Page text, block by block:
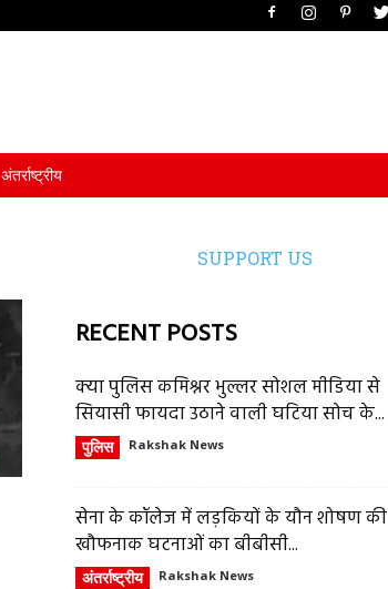
अंतर्राष्ट्रीय
SUPPORT US
RECENT POSTS
क्या पुलिस कमिश्नर भुल्लर सोशल मीडिया से
सियासी फायदा उठाने वाली घटिया सोच के...
पुलिस Rakshak News
सेना के कॉलेज में लड़कियों के यौन शोषण की
खौफनाक घटनाओं का बीबीसी...
अंतर्राष्ट्रीय Rakshak News